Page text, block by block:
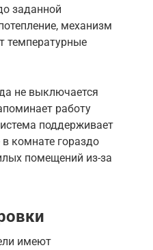
заданной
механизм
температурные
не выключается
работу
поддерживает
комнате гораздо
помещений из-за
имеют